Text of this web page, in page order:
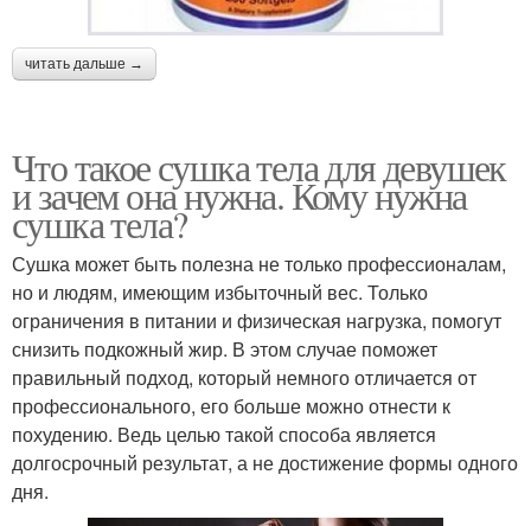
читать дальше →
Что такое сушка тела для девушек
и зачем она нужна. Кому нужна
сушка тела?
Сушка может быть полезна не только профессионалам,
но и людям, имеющим избыточный вес. Только
ограничения в питании и физическая нагрузка, помогут
снизить подкожный жир. В этом случае поможет
правильный подход, который немного отличается от
профессионального, его больше можно отнести к
похудению. Ведь целью такой способа является
долгосрочный результат, а не достижение формы одного
дня.